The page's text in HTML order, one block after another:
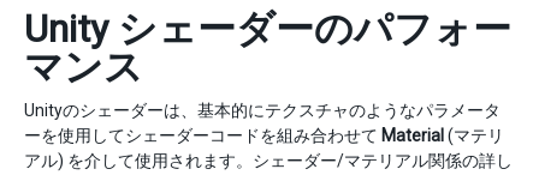
Unity シェーダーのパフォー
マンス
Unityのシェーダーは、基本的にテクスチャのようなパラメータ
ーを使用してシェーダーコードを組み合わせて Material (マテリ
アル) を介して使用されます。シェーダー/マテリアル関係の詳し